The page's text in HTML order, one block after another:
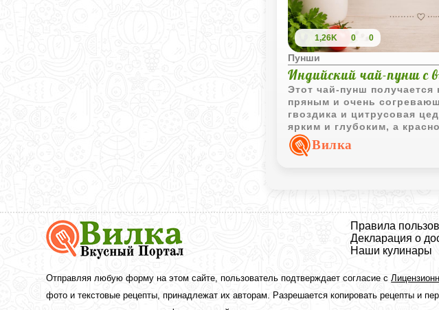
1,26K 0 0
Пунши
Индийский чай-пунш с
Этот чай-пунш
пряным и очень
гвоздика и цитрусовая
ярким и глубоким, а
напитку мягкую
Вилка
Вкусный
Портал
Вилка
рецепты
фото
Правила
Декларация о
Наши кулинары
Отправляя любую форму на этом сайте, пользователь подтверждает согласие с
фото и текстовые рецепты, принадлежат их авторам. Разрешается копировать рецепты и